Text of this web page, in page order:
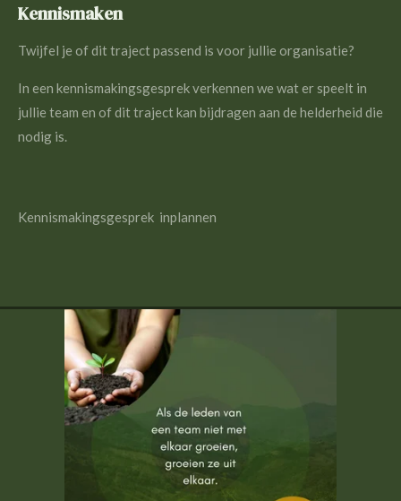
Kennismaken
Twijfel je of dit traject passend is voor jullie organisatie?
In een kennismakingsgesprek verkennen we wat er speelt in
jullie team en of dit traject kan bijdragen aan de helderheid die
nodig is.
Kennismakingsgesprek inplannen